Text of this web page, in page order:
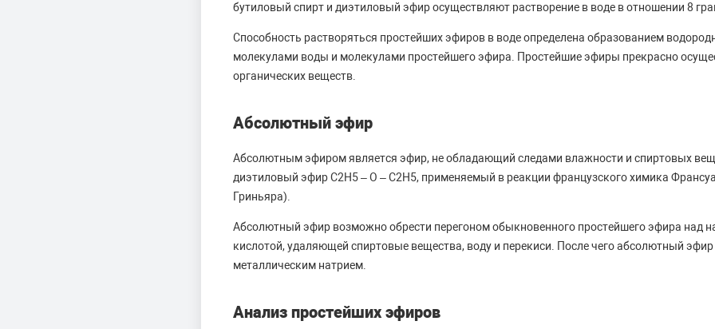
бутиловый спирт и диэтиловый эфир осуществляют растворение в воде в отношении 8
Способность растворяться простейших эфиров в воде определена образованием
молекулами воды и молекулами простейшего эфира. Простейшие эфиры прекрасно
органических веществ.
Абсолютный эфир
Абсолютным эфиром является эфир, не обладающий следами влажности и спиртовых
диэтиловый эфир C2H5 – O – C2H5, применяемый в реакции французского химика
Гриньяра).
Абсолютный эфир возможно обрести перегоном обыкновенного простейшего эфира над
кислотой, удаляющей спиртовые вещества, воду и перекиси. После чего абсолютный эфир
металлическим натрием.
Анализ простейших эфиров